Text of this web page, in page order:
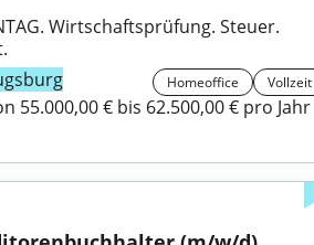
Wirtschaftsprüfung. Steuer.
Homeoffice Vollzeit
55.000,00 € bis 62.500,00 € pro Jahr